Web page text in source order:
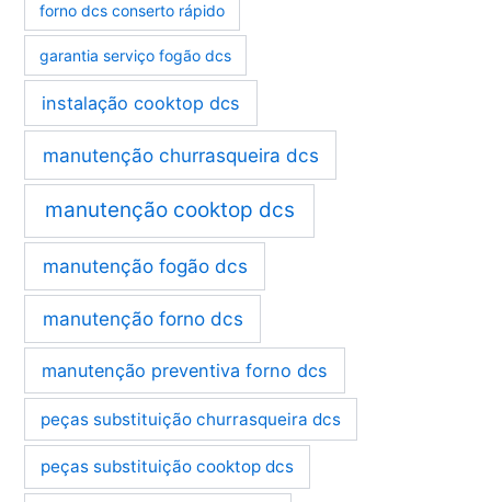
forno dcs conserto rápido
garantia serviço fogão dcs
instalação cooktop dcs
manutenção churrasqueira dcs
manutenção cooktop dcs
manutenção fogão dcs
manutenção forno dcs
manutenção preventiva forno dcs
peças substituição churrasqueira dcs
peças substituição cooktop dcs